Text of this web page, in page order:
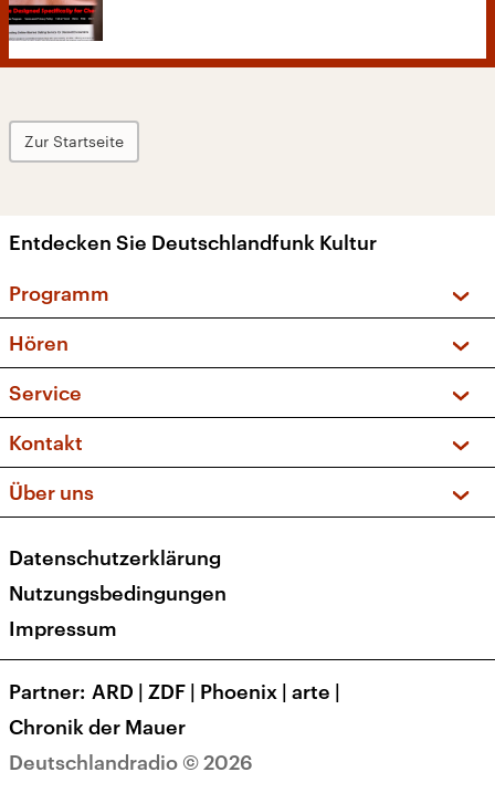
Zur Startseite
Entdecken Sie Deutschlandfunk Kultur
Programm
Sendungen und Podcasts
Musikliste
Kakadu – Das Kinderprogramm
Hören
Frequenzen (UKW + DAB+)
Service
FAQ
Apps
Newsletter
Veranstaltungen
Kontakt
Social Media
Über uns
Presse
Karriere
Transparenz
Deutschlandradio © 2026
Datenschutzerklärung
Nutzungsbedingungen
Impressum
Partner ARD | ZDF | Phoenix | arte |
Chronik der Mauer